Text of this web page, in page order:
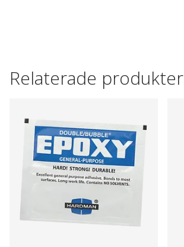
Relaterade produkter